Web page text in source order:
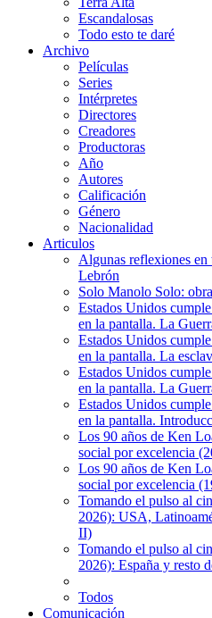
Escandalosas
Todo esto te daré
Archivo
Películas
Series
Intérpretes
Directores
Creadores
Productoras
Año
Autores
Calificación
Género
Nacionalidad
Articulos
Algunas reflexiones
Lebrón
Solo Manolo Solo:
Estados Unidos
en la pantalla. La
Estados Unidos
en la pantalla. La
Estados Unidos
en la pantalla. La
Estados Unidos
en la pantalla.
Los 90 años de Ken
social por excelencia
Los 90 años de Ken
social por excelencia
Tomando el pulso al
2026): USA,
II)
Tomando el pulso al
2026): España y resto
Todos
Comunicación